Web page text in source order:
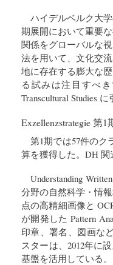
ハイデルベルク大
期展開において重要
関係をグローバルな
法を用いて、文化交
地に存在する膨大な
る試みは注目すべき
Transcultural Studies
Exzellenzstrategie 第1
第1期では57件のク
算を獲得した。DH
Understanding
分野の自然科学・情
点の高精細画像と
が開発した Pattern
印章、署名、図画な
スターは、2012年に
基盤を活用している。